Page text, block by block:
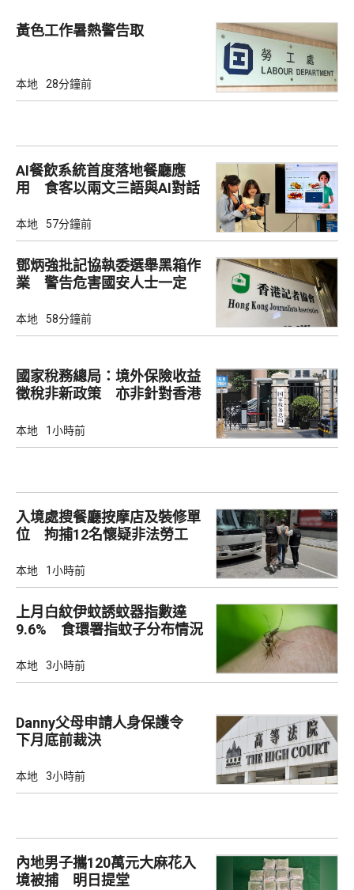
黃色工作暑熱警告取
本地 28分鐘前
AI餐飲系統首度落地餐廳應
用 食客以兩文三語與AI對話
本地 57分鐘前
鄧炳強批記協執委選舉黑箱作
業 警告危害國安人士一定
本地 58分鐘前
國家稅務總局：境外保險收益
徵稅非新政策 亦非針對香港
本地 1小時前
入境處搜餐廳按摩店及裝修單
位 拘捕12名懷疑非法勞工
本地 1小時前
上月白紋伊蚊誘蚊器指數達
9.6% 食環署指蚊子分布情況
本地 3小時前
Danny父母申請人身保護令
下月底前裁決
本地 3小時前
內地男子攜120萬元大麻花入
境被捕 明日提堂